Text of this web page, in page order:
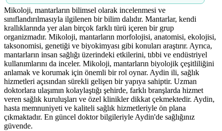
Mikoloji, mantarların bilimsel olarak incelenmesi ve
sınıflandırılmasıyla ilgilenen bir bilim dalıdır. Mantarlar, kendi
krallıklarında yer alan birçok farklı türü içeren bir grup
organizmadır. Mikoloji, mantarların morfolojisi, anatomisi, ekolojisi,
taksonomisi, genetiği ve biyokimyası gibi konuları araştırır. Ayrıca,
mantarların insan sağlığı üzerindeki etkilerini, tıbbi ve endüstriyel
kullanımlarını da inceler. Mikoloji, mantarların biyolojik çeşitliliğini
anlamak ve korumak için önemli bir rol oynar. Aydin ili, sağlık
hizmetleri açısından sürekli gelişen bir yapıya sahiptir. Uzman
doktorlara ulaşımın kolaylaştığı şehirde, farklı branşlarda hizmet
veren sağlık kuruluşları ve özel klinikler dikkat çekmektedir. Aydin,
hasta memnuniyeti ve kaliteli sağlık hizmetleriyle ön plana
çıkmaktadır. En güncel doktor bilgileriyle Aydin'de sağlığınız
güvende.